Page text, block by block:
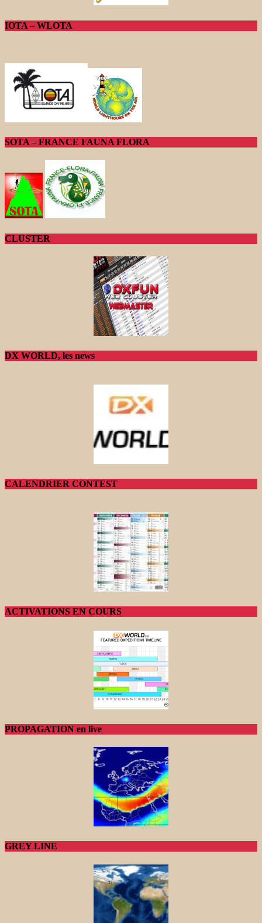
IOTA – WLOTA
SOTA – FRANCE FAUNA FLORA
CLUSTER
DX WORLD, les news
CALENDRIER CONTEST
ACTIVATIONS EN COURS
PROPAGATION en live
GREY LINE